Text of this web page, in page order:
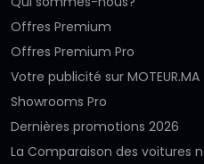
Offres Premium
Offres Premium Pro
Votre publicité sur MOTEUR.MA
Showrooms Pro
Dernières promotions 2026
La Comparaison des voitures